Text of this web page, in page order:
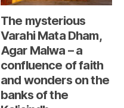
The mysterious
Varahi Mata Dham,
Agar Malwa – a
confluence of faith
and wonders on the
banks of the